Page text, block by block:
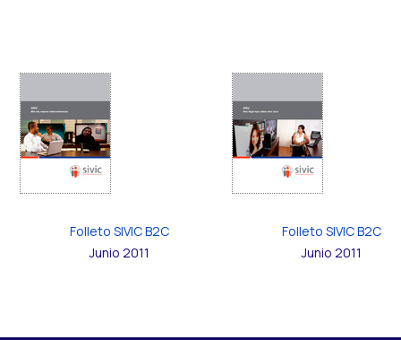
Folleto SIVIC B2C
Junio 2011
Folleto SIVIC B2C
Junio 2011